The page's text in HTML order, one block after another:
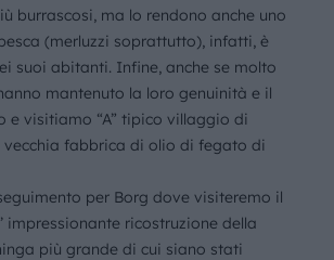
burrascosi, ma lo rendono anche uno
(merluzzi soprattutto), infatti, è
suoi abitanti. Infine, anche se molto
mantenuto la loro genuinità e il
e visitiamo “A” tipico villaggio di
vecchia fabbrica di olio di fegato di
per Borg dove visiteremo il
impressionante ricostruzione della
più grande di cui siano stati